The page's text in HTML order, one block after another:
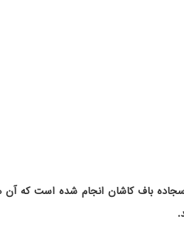
باف کاشان انجام شده است که آن ها